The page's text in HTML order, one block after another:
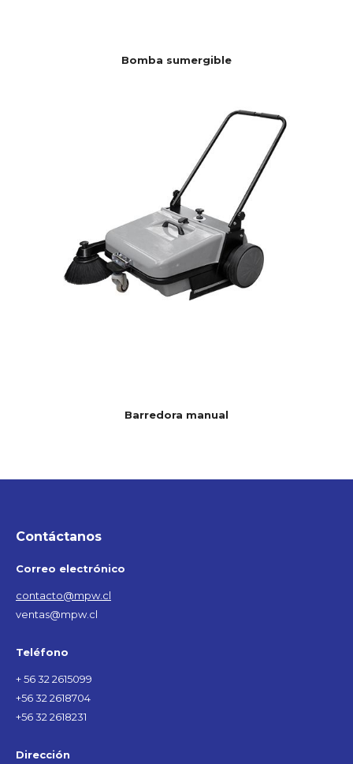
Bomba sumergible
Barredora manual
Contáctanos
Correo electrónico
contacto@mpw.cl
ventas@mpw.cl
Teléfono
+ 56 32 2615099
+56 32 2618704
+56 32 2618231
Dirección